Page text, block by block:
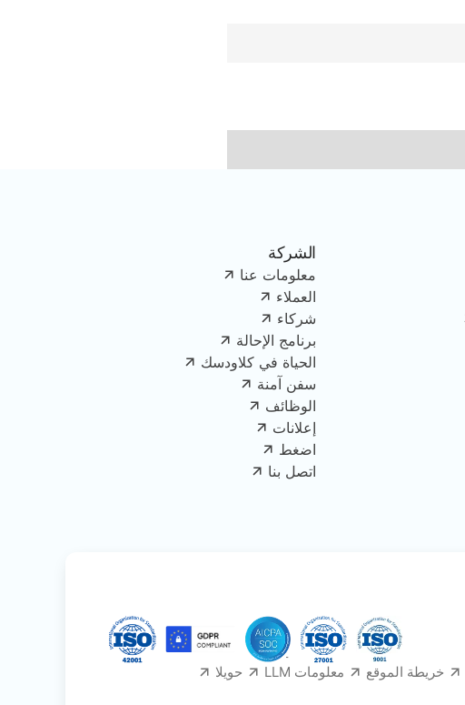
الشركة
معلومات عنا
العملاء
شركاء
برنامج الإحالة
الحياة في كلاودسك
سفن آمنة
الوظائف
إعلانات
اضغط
اتصل بنا
خريطة الموقع معلومات LLM حويلا